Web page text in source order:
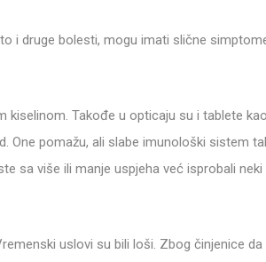
i druge bolesti, mogu imati slične
kiselinom. Takođe u opticaju su i tablete
One pomažu, ali slabe imunološki sistem
sa više ili manje uspjeha već isprobali neki
uslovi su bili loši. Zbog činjenice